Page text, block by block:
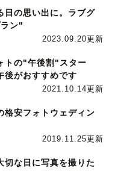
日の思い出に。ラブグ
ン"
2023.09.20更新
トの"午後割"スター
後がおすすめです
2021.10.14更新
格安フォトウェディン
2019.11.25更新
切な日に写真を撮りた